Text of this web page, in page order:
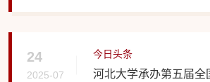
24
2025-07
今日头条
河北大学承办第五届全